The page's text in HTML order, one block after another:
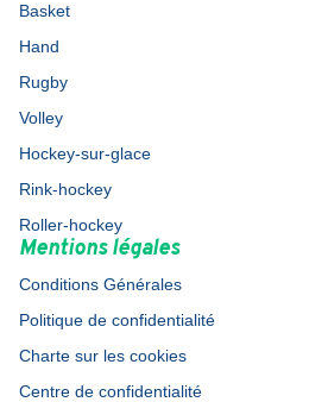
Basket
Hand
Rugby
Volley
Hockey-sur-glace
Rink-hockey
Roller-hockey
Mentions légales
Conditions Générales
Politique de confidentialité
Charte sur les cookies
Centre de confidentialité